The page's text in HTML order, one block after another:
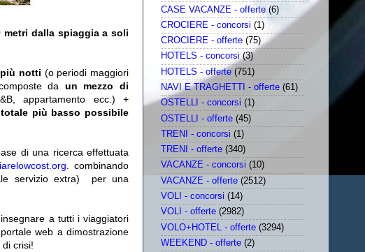
metri dalla spiaggia a soli
notti (o periodi maggiori
da un mezzo di
appartamento ecc.) +
più basso possibile
di una ricerca effettuata
. combinando
servizio extra)
per una
a tutti i viaggiatori
web a dimostrazione
crisi!
CASE VACANZE - offerte (6)
CROCIERE - concorsi (1)
CROCIERE - offerte (75)
HOTELS - concorsi (3)
HOTELS - offerte (751)
NAVI E TRAGHETTI - offerte (61)
OSTELLI - concorsi (1)
OSTELLI - offerte (45)
TRENI - concorsi (1)
TRENI - offerte (340)
VACANZE - concorsi (10)
VACANZE - offerte (2512)
VOLI - concorsi (14)
VOLI - offerte (2982)
VOLO+HOTEL - offerte (3294)
WEEKEND - offerte (2)